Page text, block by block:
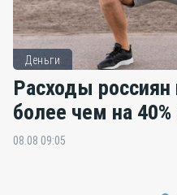
Деньги
Расходы
более чем на 40%
08.08 09:05